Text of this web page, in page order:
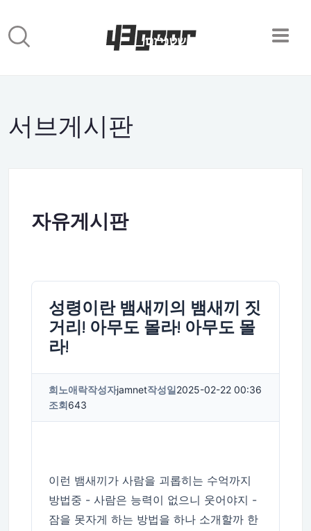
서브게시판
자유게시판
성령이란 뱀새끼의 뱀새끼 짓
거리! 아무도 몰라! 아무도 몰
라!
희노애락작성자jamnet작성일2025-02-22 00:36
조회643
이런 뱀새끼가 사람을 괴롭히는 수억까지
방법중 - 사람은 능력이 없으니 웃어야지 -
잠을 못자게 하는 방법을 하나 소개할까 한